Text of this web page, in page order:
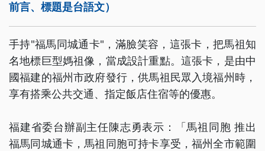
前言、標題是台語文）
手持"福馬同城通卡"，滿臉笑容，這張卡，把馬祖知
名地標巨型媽祖像，當成設計重點。這張卡，是由中
國福建的福州市政府發行，供馬祖民眾入境福州時，
享有搭乘公共交通、指定飯店住宿等的優惠。
福建省委台辦副主任陳志勇表示：「馬祖同胞 推出
福馬同城通卡，馬祖同胞可持卡享受，福州全市範圍